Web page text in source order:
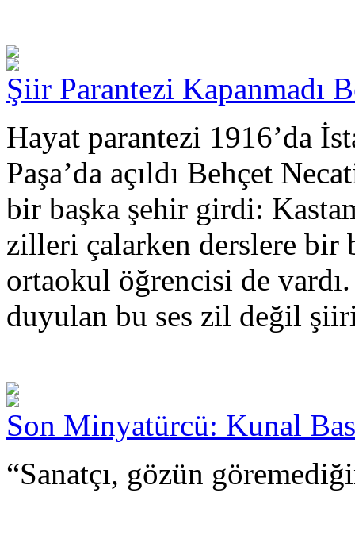
Şiir Parantezi Kapanmadı
Hayat parantezi 1916’da
Paşa’da açıldı Behçet
bir başka şehir girdi:
zilleri çalarken derslere bir
ortaokul öğrencisi de
duyulan bu ses zil değil
Son Minyatürcü: Kunal
“Sanatçı, gözün